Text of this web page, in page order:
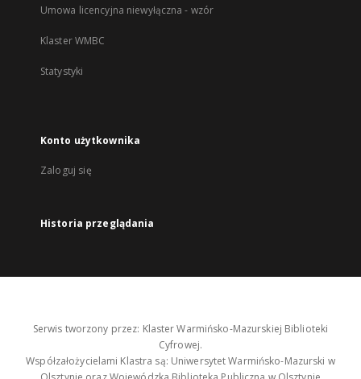
Umowa licencyjna niewyłączna - wzór
Klaster WMBC
Statystyki
Konto użytkownika
Zaloguj się
Historia przeglądania
Serwis tworzony przez: Klaster Warmińsko-Mazurskiej Biblioteki
Cyfrowej.
Współzałożycielami Klastra są: Uniwersytet Warmińsko-Mazurski w